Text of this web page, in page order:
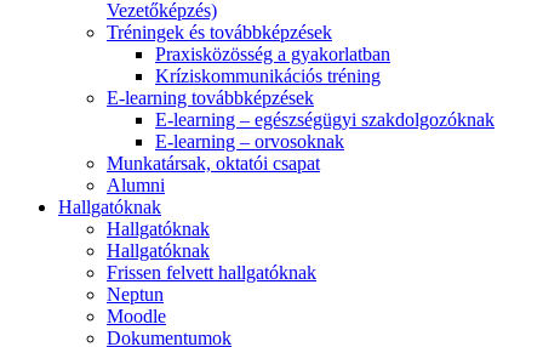
Vezetőképzés)
Tréningek és továbbképzések
Praxisközösség a gyakorlatban
Kríziskommunikációs tréning
E-learning továbbképzések
E-learning – egészségügyi szakdolgozóknak
E-learning – orvosoknak
Munkatársak, oktatói csapat
Alumni
Hallgatóknak
Hallgatóknak
Hallgatóknak
Frissen felvett hallgatóknak
Neptun
Moodle
Dokumentumok